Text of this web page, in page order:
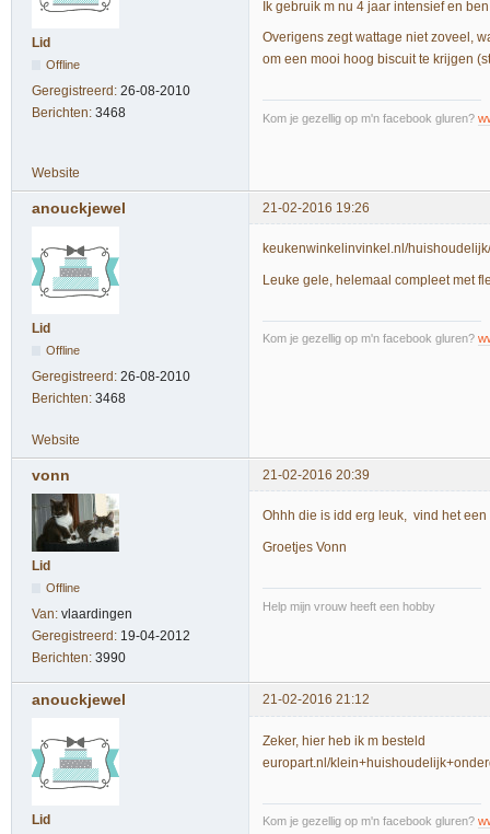
Lid
Offline
Geregistreerd: 26-08-2010
Berichten: 3468
Ik gebruik m nu 4 jaar intensief en
Overigens zegt wattage niet zoveel,
om een mooi hoog biscuit te krijgen
Kom je gezellig op m'n facebook gluren?
Website
anouckjewel 21-02-2016 19:26
Lid
Offline
Geregistreerd: 26-08-2010
Berichten: 3468
keukenwinkelinvinkel.nl/
Leuke gele, helemaal compleet met
Kom je gezellig op m'n facebook gluren?
Website
vonn 21-02-2016 20:39
Lid
Offline
Van: vlaardingen
Geregistreerd: 19-04-2012
Berichten: 3990
Ohhh die is idd erg leuk, vind het
Groetjes Vonn
Help mijn vrouw heeft een hobby
anouckjewel 21-02-2016 21:12
Lid
Zeker, hier heb ik m besteld
europart.nl/
Kom je gezellig op m'n facebook gluren?